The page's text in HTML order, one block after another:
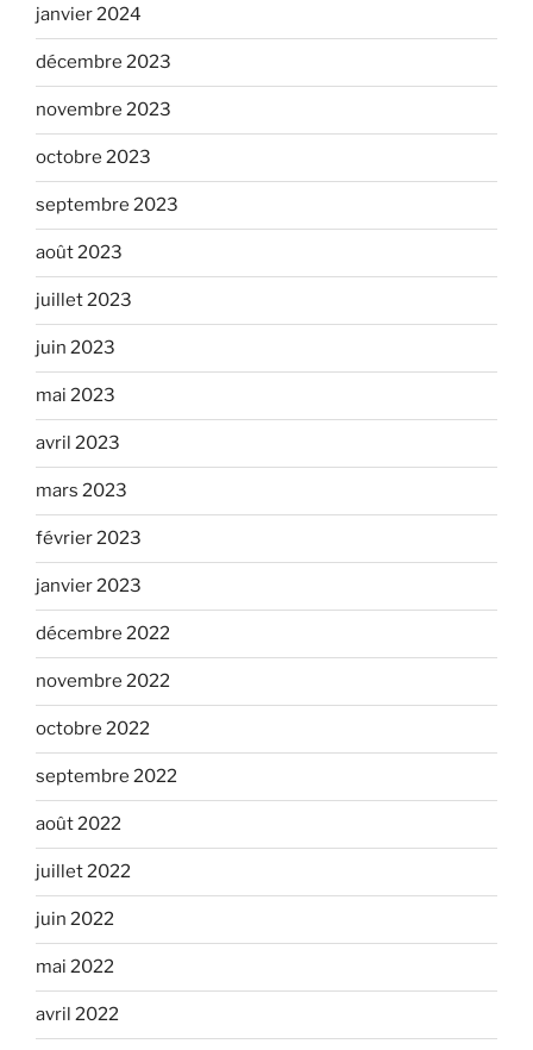
janvier 2024
décembre 2023
novembre 2023
octobre 2023
septembre 2023
août 2023
juillet 2023
juin 2023
mai 2023
avril 2023
mars 2023
février 2023
janvier 2023
décembre 2022
novembre 2022
octobre 2022
septembre 2022
août 2022
juillet 2022
juin 2022
mai 2022
avril 2022